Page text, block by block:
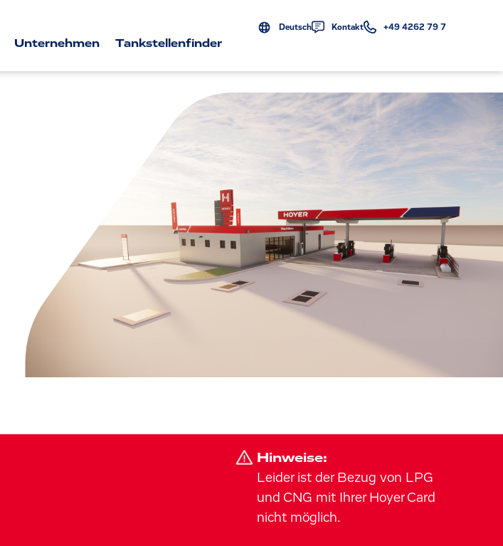
Deutsch Kontakt +49 4262 79 7
Unternehmen Tankstellenfinder
Hinweise:
Leider ist der Bezug von LPG
und CNG mit Ihrer Hoyer Card
nicht möglich.